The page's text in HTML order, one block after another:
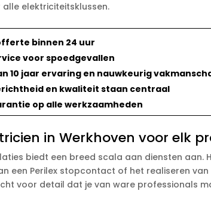
elektriciteitsklussen.
binnen 24 uur
voor spoedgevallen
10 jaar ervaring en nauwkeurig
en kwaliteit staan centraal
op alle werkzaamheden
in Werkhoven voor elk
biedt een breed scala aan diensten aan.
een Perilex stopcontact of het realiseren
voor detail dat je van ware professionals